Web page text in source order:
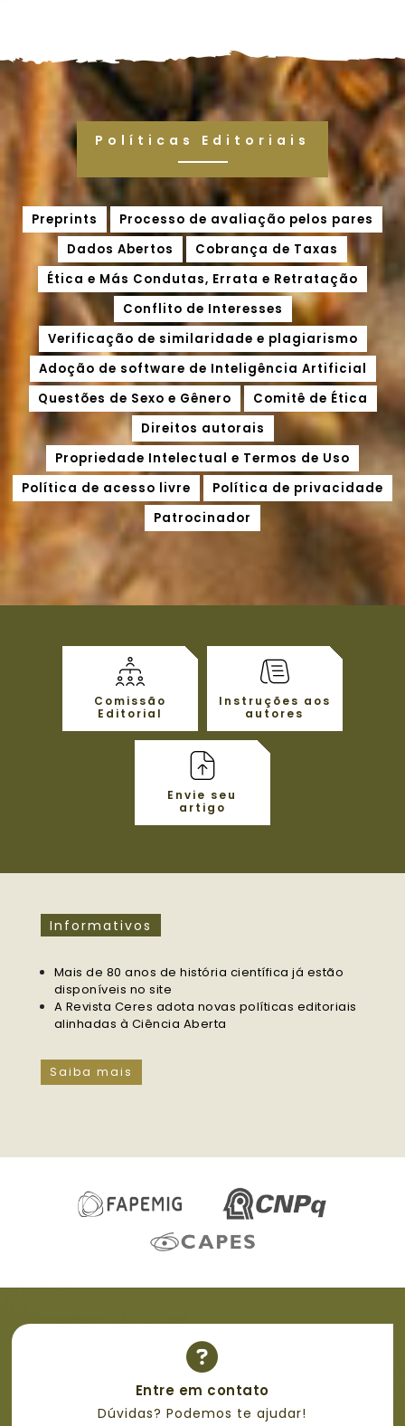
Políticas Editoriais
Preprints
Processo de avaliação pelos pares
Dados Abertos
Cobrança de Taxas
Ética e Más Condutas, Errata e Retratação
Conflito de Interesses
Verificação de similaridade e plagiarismo
Adoção de software de Inteligência Artificial
Questões de Sexo e Gênero
Comitê de Ética
Direitos autorais
Propriedade Intelectual e Termos de Uso
Política de acesso livre
Política de privacidade
Patrocinador
Comissão
Editorial
Instruções aos
autores
Envie seu
artigo
Informativos
Mais de 80 anos de história científica já estão
disponíveis no site
A Revista Ceres adota novas políticas editoriais
alinhadas à Ciência Aberta
Saiba mais
Entre em contato
Dúvidas? Podemos te ajudar!